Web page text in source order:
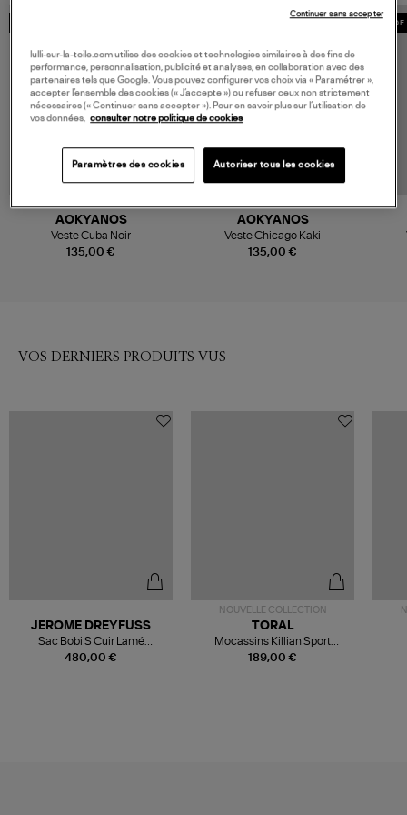
135,00 €
AOKYANOS
Veste Cuba Noir
135,00 €
AOKYANOS
Veste Chicago Kaki
VOS DERNIERS PRODUITS VUS
480,00 €
JEROME DREYFUSS
Sac Bobi S Cuir Lamé
Champagne
NOUVELLE COLLECTION
189,00 €
TORAL
Mocassins Killian Sport
Mousse
lulli-sur-la-toile.com utilise des cookies et technologies similaires à des fins de
performance, personnalisation, publicité et analyses, en collaboration avec des
partenaires tels que Google. Vous pouvez configurer vos choix via « Paramétrer »,
accepter l’ensemble des cookies (« J’accepte ») ou refuser ceux non strictement
nécessaires (« Continuer sans accepter »). Pour en savoir plus sur l’utilisation de
vos données,
consulter notre politique de cookies
Paramètres des cookies Autoriser tous les cookies
Continuer sans accepter